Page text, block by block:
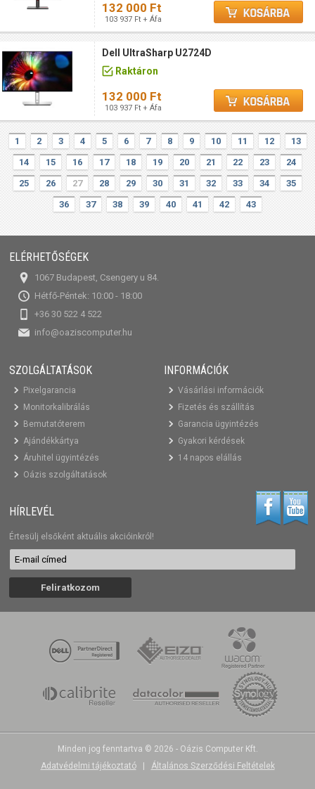
132 000 Ft
103 937 Ft + Áfa
Dell UltraSharp U2724D
Raktáron
132 000 Ft
103 937 Ft + Áfa
1 2 3 4 5 6 7 8 9 10 11 12
13
14
15 16 17 18 19 20 21 22 23
24
25
26 27 28 29 30 31 32 33 34
35
36
37 38 39 40 41 42 43
ELÉRHETŐSÉGEK
1067 Budapest, Csengery u 84.
Hétfő-Péntek: 10:00 - 18:00
+36 30 522 4 522
info@oaziscomputer.hu
SZOLGÁLTATÁSOK
Pixelgarancia
Monitorkalibrálás
Bemutatóterem
Ajándékkártya
Áruhitel ügyintézés
Oázis szolgáltatások
INFORMÁCIÓK
Vásárlási információk
Fizetés és szállítás
Garancia ügyintézés
Gyakori kérdések
14 napos elállás
HÍRLEVÉL
Értesülj elsőként aktuális akcióinkról!
Minden jog fenntartva © 2026 - Oázis Computer Kft.
Adatvédelmi tájékoztató
Általános Szerződési Feltételek